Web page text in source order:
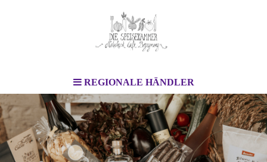
REGIONALE HÄNDLER